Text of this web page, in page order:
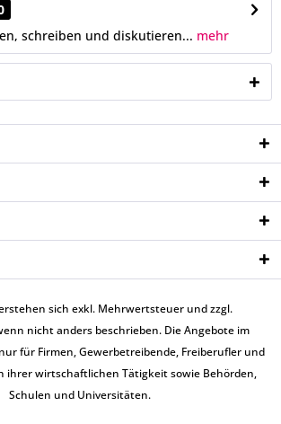
schreiben und diskutieren... mehr
sich exkl. Mehrwertsteuer und zzgl.
nicht anders beschrieben. Die Angebote im
für Firmen, Gewerbetreibende, Freiberufler und
ihrer wirtschaftlichen Tätigkeit sowie Behörden,
Schulen und Universitäten.